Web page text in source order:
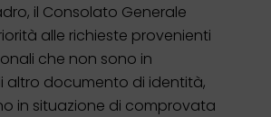
il Consolato Generale
alle richieste provenienti
che non sono in
altro documento di identità,
in situazione di comprovata